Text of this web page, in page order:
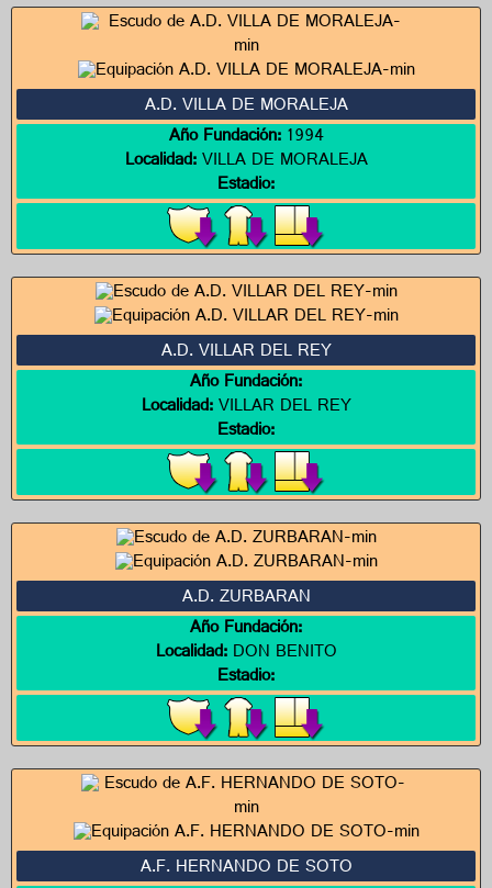
A.D. VILLA DE MORALEJA
Año Fundación:1994
Localidad:VILLA DE MORALEJA
Estadio:
A.D. VILLAR DEL REY
Año Fundación:
Localidad:VILLAR DEL REY
Estadio:
A.D. ZURBARAN
Año Fundación:
Localidad:DON BENITO
Estadio:
A.F. HERNANDO DE SOTO